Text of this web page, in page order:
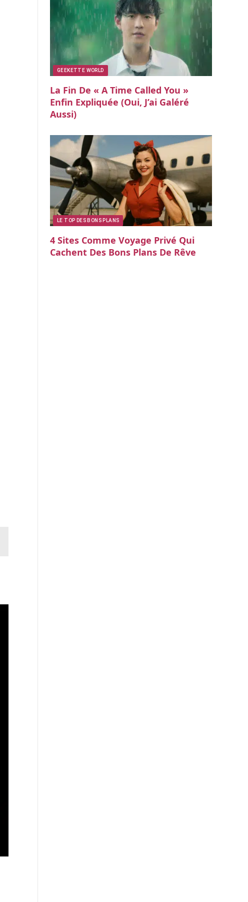
GEEKETTE WORLD
La Fin De « A Time Called You »
Enfin Expliquée (oui, J’ai Galéré
Aussi)
LE TOP DES BONS PLANS
4 Sites Comme Voyage Privé Qui
Cachent Des Bons Plans De Rêve